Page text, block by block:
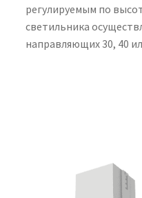
регулируемым по
светильника
направляющих 30, 40